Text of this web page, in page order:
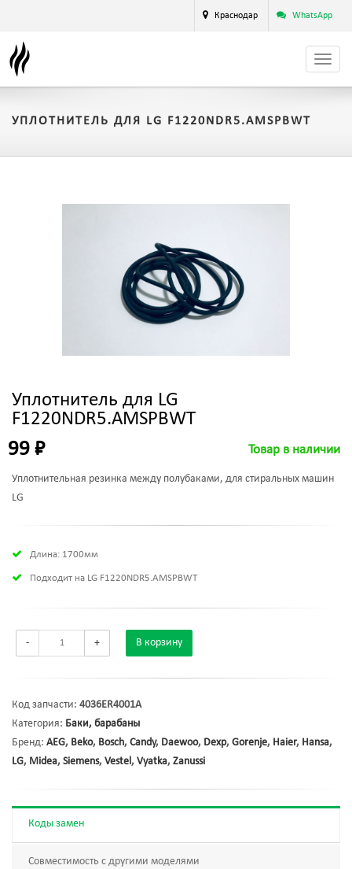
Краснодар WhatsApp
УПЛОТНИТЕЛЬ ДЛЯ LG F1220NDR5.AMSPBWT
Уплотнитель для LG
F1220NDR5.AMSPBWT
99 ₽ Товар в наличии
Уплотнительная резинка между полубаками, для стиральных машин
LG
Длина: 1700мм
Подходит на LG F1220NDR5.AMSPBWT
- + В корзину
Код запчасти: 4036ER4001A
Категория: Баки, барабаны
Бренд: AEG, Beko, Bosch, Candy, Daewoo, Dexp, Gorenje, Haier, Hansa,
LG, Midea, Siemens, Vestel, Vyatka, Zanussi
Коды замен
Совместимость с другими моделями